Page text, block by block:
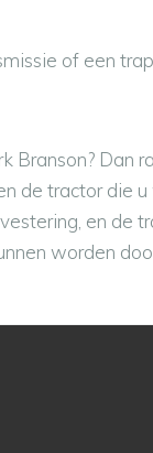
of een
Branson? Dan
de tractor die
en
worden